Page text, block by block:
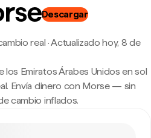
Descargar
real ·Actualizado hoy, 8 de
Emiratos Árabes Unidos en sol
Envía dinero con Morse — sin
cambio inflados.